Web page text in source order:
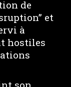
de
et
à
hostiles
son